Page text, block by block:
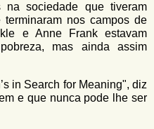
na sociedade que tiveram
nos campos de
e Anne Frank estavam
mas ainda assim
in Search for Meaning", diz
e que nunca pode lhe ser